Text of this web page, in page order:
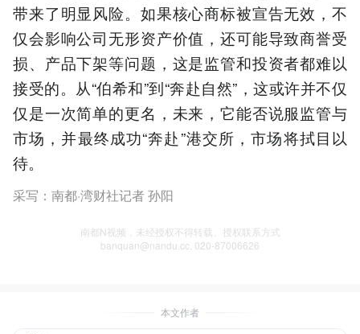
带来了明显风险。如果核心商标被宣告无效，不
仅会影响公司无形资产价值，还可能导致商誉受
损、产品下架等问题，这是监管和投资者都难以
接受的。从“伯希和”到“奔赴自然”，这或许并不仅
仅是一次简单的更名，未来，它能否说服监管与
市场，并最终成功“奔赴”港交所，市场将拭目以
待。
采写：南都·湾财社记者 孙阳
南都N视频，未经授权不得转载、授权联系方式
banquan@nandu.cc. 020-87006626
本文作者